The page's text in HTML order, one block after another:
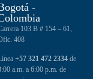
-
103 B # 154 – 61,
408
+57 321 472 2334de
a.m. a 6:00 p.m. de